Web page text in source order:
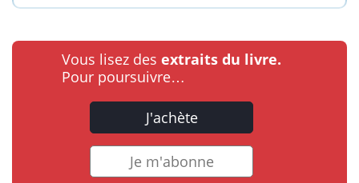
Vous lisez des extraits du livre.
Pour poursuivre…
J'achète
Je m'abonne